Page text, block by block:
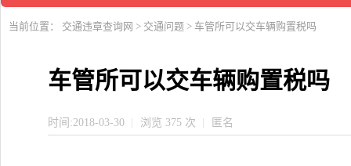
当前位置： 交通违章查询网 > 交通问题 > 车管所可以交车辆购置税吗
车管所可以交车辆购置税吗
时间:2018-03-30 浏览 375 次 匿名